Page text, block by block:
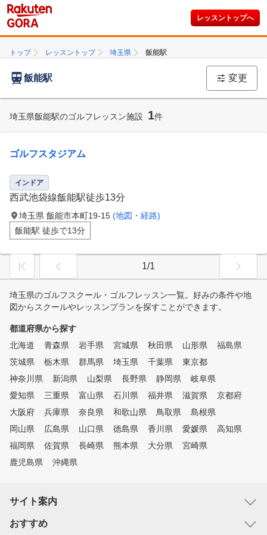
レッスントップへ
トップ レッスントップ 埼玉県 飯能駅
飯能駅 変更
埼玉県飯能駅のゴルフレッスン施設 1件
ゴルフスタジアム
インドア
西武池袋線飯能駅徒歩13分
埼玉県 飯能市本町19-15 (地図・経路)
飯能駅 徒歩で13分
1/1
埼玉県のゴルフスクール・ゴルフレッスン一覧。好みの条件や地
図からスクールやレッスンプランを探すことができます。
都道府県から探す
北海道
青森県 岩手県 宮城県 秋田県 山形県
福島県
茨城県
栃木県 群馬県 埼玉県 千葉県
東京都
神奈川県
新潟県 山梨県 長野県 静岡県
岐阜県
愛知県
三重県 富山県 石川県 福井県 滋賀県
京都府
大阪府
兵庫県 奈良県 和歌山県 鳥取県
島根県
岡山県
広島県 山口県 徳島県 香川県 愛媛県
高知県
福岡県
佐賀県 長崎県 熊本県 大分県
宮崎県
鹿児島県
沖縄県
サイト案内
おすすめ